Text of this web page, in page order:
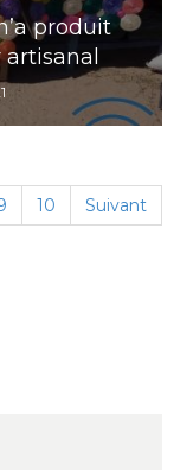
produit
10
Suivant